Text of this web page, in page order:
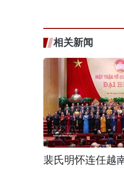
相关新闻
裴氏明怀连任越